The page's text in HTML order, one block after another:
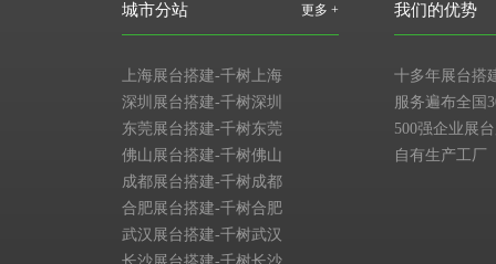
更多 +
城市分站
上海展台搭建-千树上海
深圳展台搭建-千树深圳
东莞展台搭建-千树东莞
佛山展台搭建-千树佛山
成都展台搭建-千树成都
合肥展台搭建-千树合肥
武汉展台搭建-千树武汉
我们的优势
十多年展台搭
服务遍布全国
500强企业展
自有生产工厂